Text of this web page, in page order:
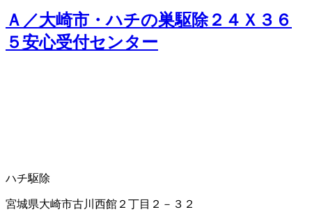
Ａ／大崎市・ハチの巣駆除２４Ｘ３６
５安心受付センター
ハチ駆除
宮城県大崎市古川西館２丁目２－３２